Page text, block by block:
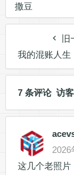
撒豆
旧
我的混账人生（四）
7 条评论 访
2026
这几个老照片